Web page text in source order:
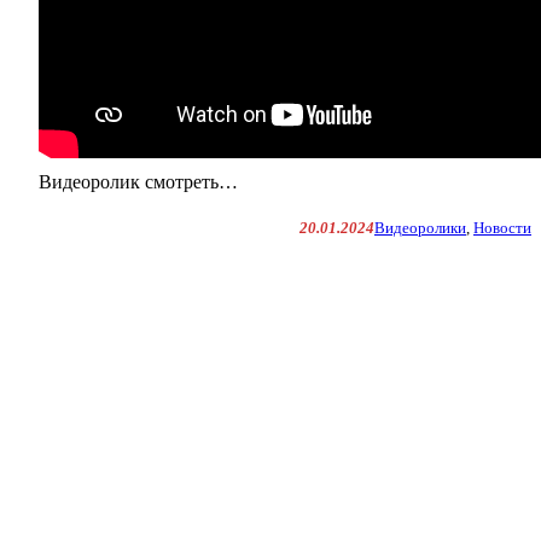
Видеоролик смотреть…
20.01.2024Видеоролики, Новости